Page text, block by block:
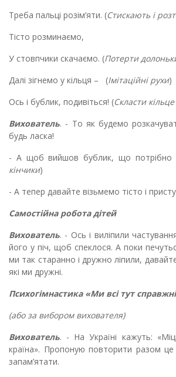
Треба пальці розім’яти. (Стискають і
Тісто розминаємо,
У стовпчики скачаємо. (Потерти
Далі зігнемо у кільця – (Імітаційні рухи)
Ось і бублик, подивіться! (Скласти
Вихователь. - То як будемо
будь ласка!
- А щоб вийшов бублик, що потрібно
кінчики)
- А тепер давайте візьмемо тісто і
Самостійна робота дітей
Вихователь. - Ось і виліпили
його у піч, щоб спеклося. А поки
ми так старанно і дружно ліпили,
які ми дружні.
Психогімнастика «Ми всі тут
(або за вибором вихователя)
Вихователь. - На Україні кажуть:
країна». Пропоную повторити разом це
запам’ятати.